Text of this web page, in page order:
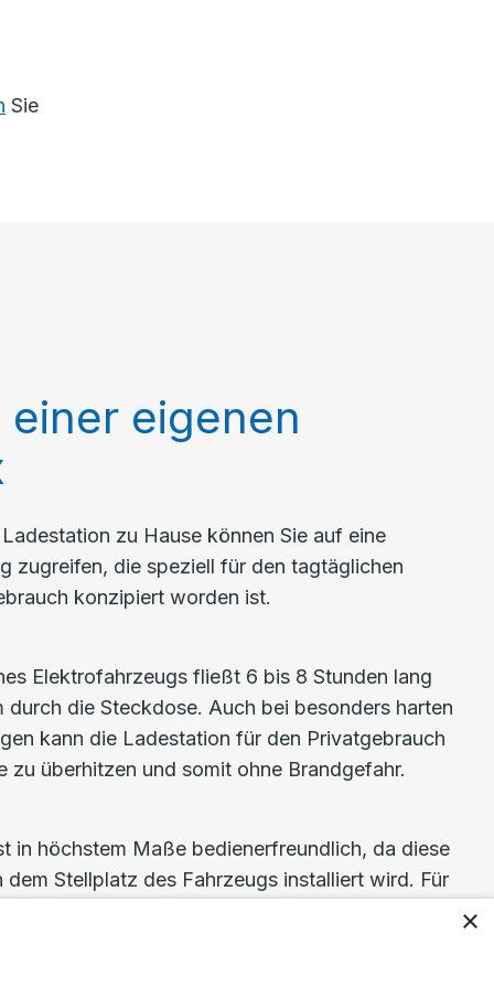
Sie
eigenen
zu Hause können Sie auf eine
zugreifen, die speziell für den tagtäglichen
konzipiert worden ist.
Elektro­fahr­zeugs fließt 6 bis 8 Stunden lang
durch die Steckdose. Auch bei besonders harten
kann die Ladestation für den Privatgebrauch
zu überhitzen und somit ohne Brandgefahr.
in höchstem Maße bedienerfreundlich, da diese
dem Stellplatz des Fahrzeugs installiert wird. Für
×